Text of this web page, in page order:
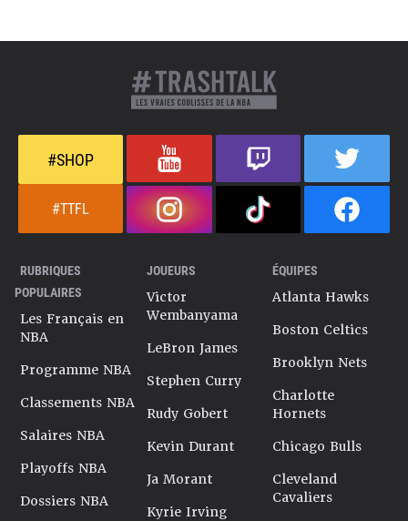
#SHOP
#TTFL
RUBRIQUES
POPULAIRES
Les Français en
NBA
Programme NBA
Classements NBA
Salaires NBA
Playoffs NBA
Dossiers NBA
JOUEURS
Victor
Wembanyama
LeBron James
Stephen Curry
Rudy Gobert
Kevin Durant
Ja Morant
Kyrie Irving
ÉQUIPES
Atlanta Hawks
Boston Celtics
Brooklyn Nets
Charlotte
Hornets
Chicago Bulls
Cleveland
Cavaliers